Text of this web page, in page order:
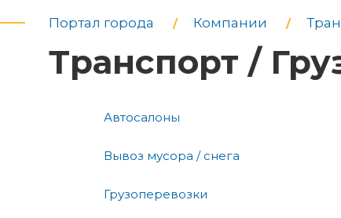
Портал города Компании
Транспорт /
Автосалоны
Вывоз мусора / снега
Грузоперевозки